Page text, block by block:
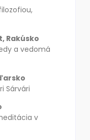
Rakúsko
a vedomá
Sárvári
v